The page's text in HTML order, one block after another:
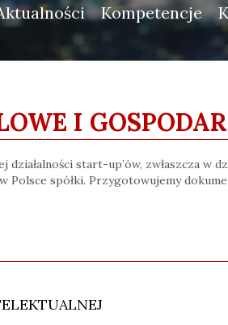
Kompetencje
I
działalności start-up’ów, zwłaszcza
Polsce spółki. Przygotowujemy